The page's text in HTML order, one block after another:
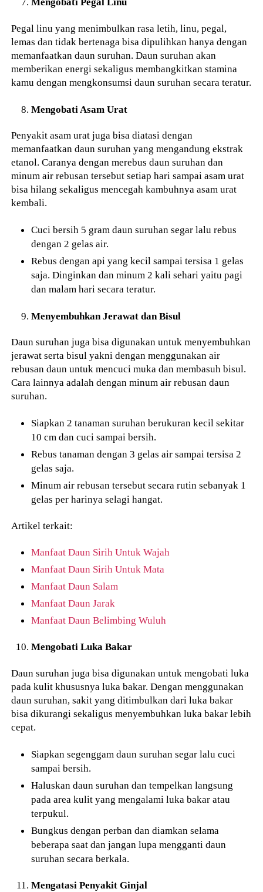
Pegal linu yang menimbulkan rasa letih, linu, pegal,
lemas dan tidak bertenaga bisa dipulihkan hanya dengan
memanfaatkan daun suruhan. Daun suruhan akan
memberikan energi sekaligus membangkitkan stamina
kamu dengan mengkonsumsi daun suruhan secara teratur.
Mengobati Asam Urat
Penyakit asam urat juga bisa diatasi dengan
memanfaatkan daun suruhan yang mengandung ekstrak
etanol. Caranya dengan merebus daun suruhan dan
minum air rebusan tersebut setiap hari sampai asam urat
bisa hilang sekaligus mencegah kambuhnya asam urat
kembali.
Cuci bersih 5 gram daun suruhan segar lalu rebus
dengan 2 gelas air.
Rebus dengan api yang kecil sampai tersisa 1 gelas
saja. Dinginkan dan minum 2 kali sehari yaitu pagi
dan malam hari secara teratur.
Menyembuhkan Jerawat dan Bisul
Daun suruhan juga bisa digunakan untuk menyembuhkan
jerawat serta bisul yakni dengan menggunakan air
rebusan daun untuk mencuci muka dan membasuh bisul.
Cara lainnya adalah dengan minum air rebusan daun
suruhan.
Siapkan 2 tanaman suruhan berukuran kecil sekitar
10 cm dan cuci sampai bersih.
Rebus tanaman dengan 3 gelas air sampai tersisa 2
gelas saja.
Minum air rebusan tersebut secara rutin sebanyak 1
gelas per harinya selagi hangat.
Artikel terkait:
Manfaat Daun Sirih Untuk Wajah
Manfaat Daun Sirih Untuk Mata
Manfaat Daun Salam
Manfaat Daun Jarak
Manfaat Daun Belimbing Wuluh
Mengobati Luka Bakar
Daun suruhan juga bisa digunakan untuk mengobati luka
pada kulit khususnya luka bakar. Dengan menggunakan
daun suruhan, sakit yang ditimbulkan dari luka bakar
bisa dikurangi sekaligus menyembuhkan luka bakar lebih
cepat.
Siapkan segenggam daun suruhan segar lalu cuci
sampai bersih.
Haluskan daun suruhan dan tempelkan langsung
pada area kulit yang mengalami luka bakar atau
terpukul.
Bungkus dengan perban dan diamkan selama
beberapa saat dan jangan lupa mengganti daun
suruhan secara berkala.
Mengatasi Penyakit Ginjal